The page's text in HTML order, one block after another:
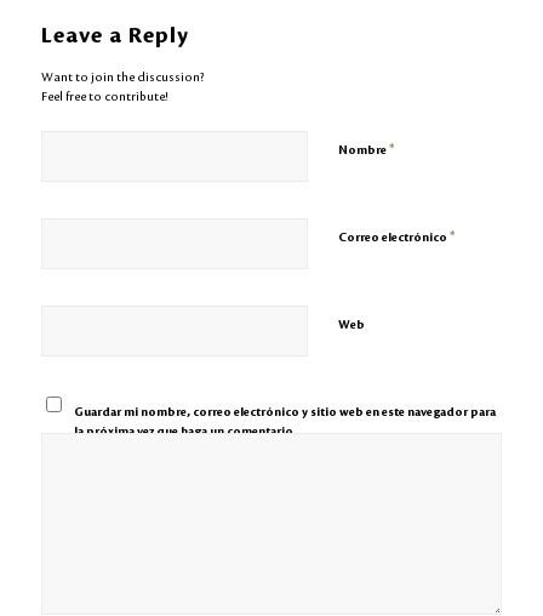
Leave a Reply
Want to join the discussion?
Feel free to contribute!
Nombre*
Correo electrónico *
Web
Guardar mi nombre, correo electrónico y sitio web en este navegador para
la próxima vez que haga un comentario.